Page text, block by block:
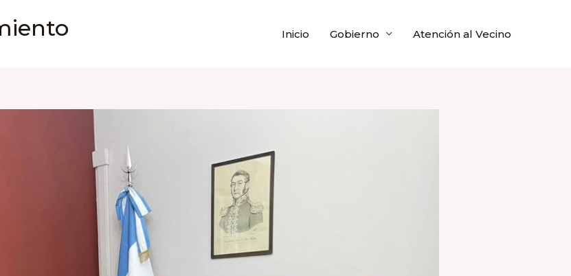
Inicio Gobierno Atención al Vecino